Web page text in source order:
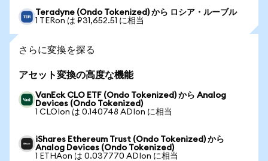
Teradyne (Ondo Tokenized) から ロシア・ルーブル
1 TERon は ₽31,652.51 に相当
さらに変換を探る
アセット変換の高度な機能
VanEck CLO ETF (Ondo Tokenized) から Analog
Devices (Ondo Tokenized)
1 CLOIon は 0.140748 ADIon に相当
iShares Ethereum Trust (Ondo Tokenized) から
Analog Devices (Ondo Tokenized)
1 ETHAon は 0.037770 ADIon に相当